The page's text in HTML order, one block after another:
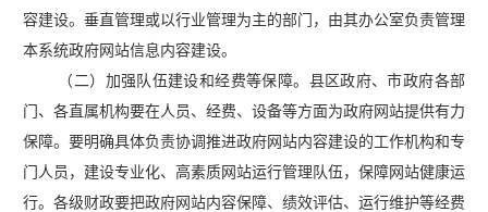
容建设。垂直管理或以行业管理为主的部门，由其办公室负责管理
本系统政府网站信息内容建设。
（二）加强队伍建设和经费等保障。县区政府、市政府各部
门、各直属机构要在人员、经费、设备等方面为政府网站提供有力
保障。要明确具体负责协调推进政府网站内容建设的工作机构和专
门人员，建设专业化、高素质网站运行管理队伍，保障网站健康运
行。各级财政要把政府网站内容保障、绩效评估、运行维护等经费